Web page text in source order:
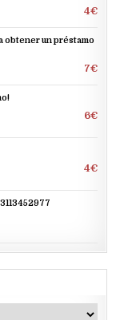
4€
obtener un préstamo
7€
6€
4€